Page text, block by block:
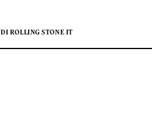
DI ROLLING STONE IT